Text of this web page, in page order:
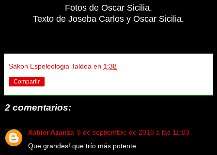
Fotos de Oscar Sicilia.
Texto de Joseba Carlos y Oscar Sicilia.
Sakon Espeleologia Taldea en 1:38
Compartir
2 comentarios:
Xabier Azanza 9 de septiembre de 2016 a las 11:03
Que grandes! que trío más potente.